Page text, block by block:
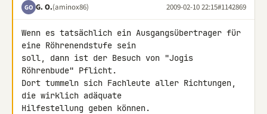
GO G. O.(aminox86) 2009-02-10 22:15#1142869
Wenn es tatsächlich ein Ausgangsübertrager für
eine Röhrenendstufe sein
soll, dann ist der Besuch von "Jogis
Röhrenbude" Pflicht.
Dort tummeln sich Fachleute aller Richtungen,
die wirklich adäquate
Hilfestellung geben können.